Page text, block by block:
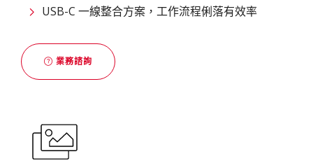
USB-C 一線整合方案，工作流程俐落有效率
業務諮詢